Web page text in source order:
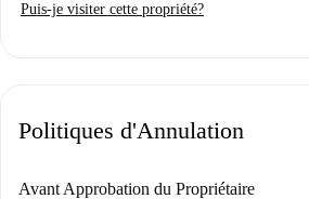
interdits. L'appartement ne dispose pas de
plusieurs attractions touristiques importantes.
La Fuentecilla et la Puerta de Toledo. Que
Puis-je visiter cette propriété?
Politiques d'Annulation
Avant Approbation du Propriétaire